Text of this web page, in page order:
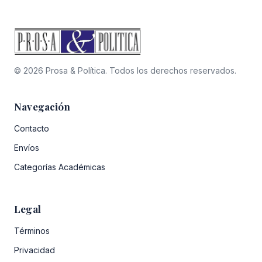
© 2026 Prosa & Política. Todos los derechos reservados.
Navegación
Contacto
Envíos
Categorías Académicas
Legal
Términos
Privacidad